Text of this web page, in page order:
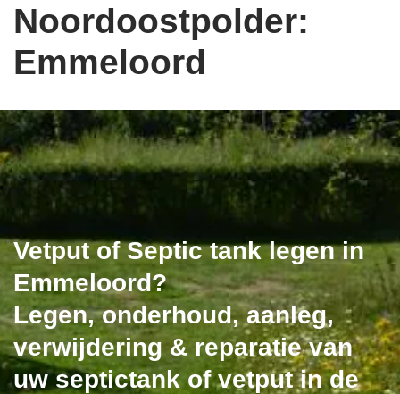
Noordoostpolder:
Emmeloord
Vetput of Septic tank legen in
Emmeloord?
Legen, onderhoud, aanleg,
verwijdering & reparatie van
uw septictank of vetput in de